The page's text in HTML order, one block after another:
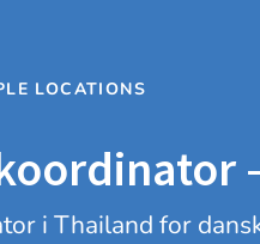
LOCATIONS
i Thailand for